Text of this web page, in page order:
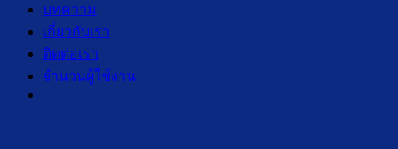
บทความ
เกี่ยวกับเรา
ติดต่อเรา
จำนวนผู้ใช้งาน